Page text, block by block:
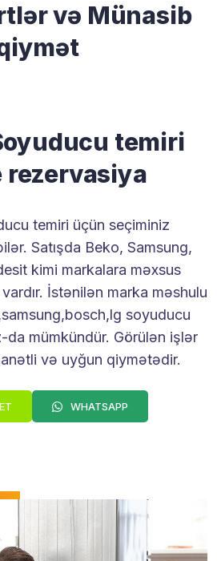
və Münasib
temiri
rezervasiya
temiri üçün seçiminiz
Satışda Beko, Samsung,
kimi markalara məxsus
İstənilən marka məshulu
soyuducu
mümkündür. Görülən işlər
və uyğun qiymətədir.
WHATSAPP